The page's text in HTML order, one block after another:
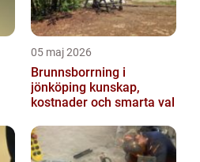
05 maj 2026
Brunnsborrning i
jönköping kunskap,
kostnader och smarta val